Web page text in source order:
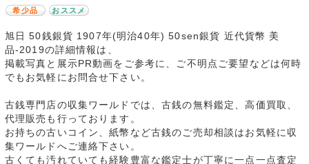
希少品 おススメ
旭日 50銭銀貨 1907年(明治40年) 50sen銀貨 近代貨幣 美
品-2019の詳細情報は、
掲載写真と展示PR動画をご参考に、ご不明点ご要望などは何時
でもお気軽にお問合せ下さい。
古銭専門店の収集ワールドでは、古銭の無料鑑定、高価買取、
代理販売も行っております。
お持ちの古いコイン、紙幣など古銭のご売却相談はお気軽に収
集ワールドへご連絡下さい。
古くても汚れていても経験豊富な鑑定士が丁寧に一点一点査定